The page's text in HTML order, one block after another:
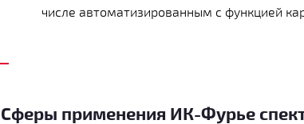
числе автоматизированным с функцией
Сферы применения ИК-Фурье